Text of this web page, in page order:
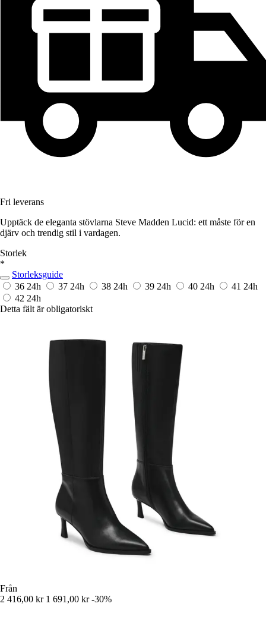
Fri leverans
Upptäck de eleganta stövlarna Steve Madden Lucid: ett måste för en
djärv och trendig stil i vardagen.
Storlek
*
Storleksguide
36 24h 37 24h 38 24h 39 24h 40 24h 41 24h
42 24h
Detta fält är obligatoriskt
Från
2 416,00 kr 1 691,00 kr -30%